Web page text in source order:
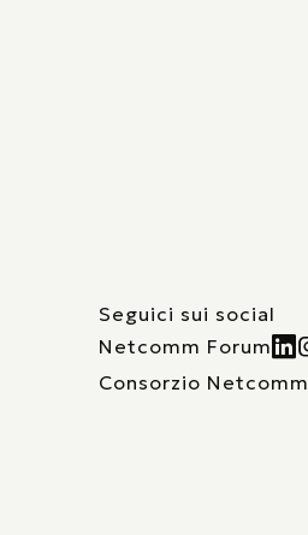
Seguici sui social
Netcomm Forum
Consorzio Netcomm